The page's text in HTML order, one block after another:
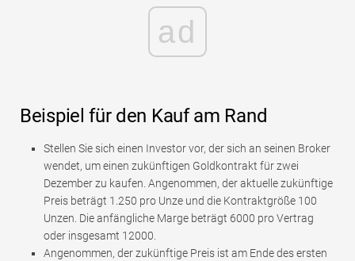
ad
Beispiel für den Kauf am Rand
Stellen Sie sich einen Investor vor, der sich an seinen Broker
wendet, um einen zukünftigen Goldkontrakt für zwei
Dezember zu kaufen. Angenommen, der aktuelle zukünftige
Preis beträgt 1.250 pro Unze und die Kontraktgröße 100
Unzen. Die anfängliche Marge beträgt 6000 pro Vertrag
oder insgesamt 12000.
Angenommen, der zukünftige Preis ist am Ende des ersten